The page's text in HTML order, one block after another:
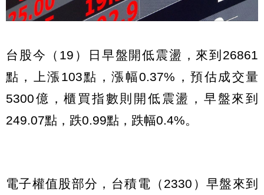
台股今（19）日早盤開低震盪，來到26861
點，上漲103點，漲幅0.37%，預估成交量
5300億，櫃買指數則開低震盪，早盤來到
249.07點，跌0.99點，跌幅0.4%。
電子權值股部分，台積電（2330）早盤來到